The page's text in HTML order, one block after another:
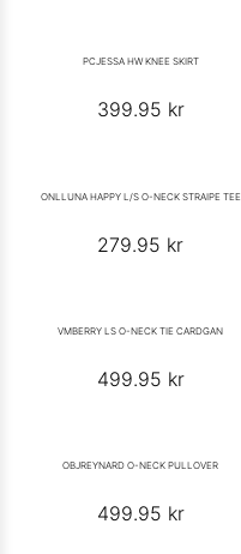
PCJESSA HW KNEE SKIRT
399.95 kr
ONLLUNA HAPPY L/S O-NECK STRAIPE TEE
279.95 kr
VMBERRY LS O-NECK TIE CARDGAN
499.95 kr
OBJREYNARD O-NECK PULLOVER
499.95 kr